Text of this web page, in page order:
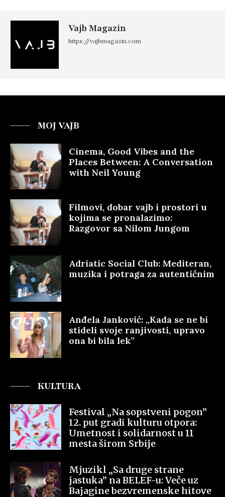
Vajb Magazin
https://vajbmagazin.com
MOJ VAJB
Cinema, Good Vibes and the
Places Between: A Conversation
with Neil Young
Filmovi, dobar vajb i prostori u
kojima se pronalazimo:
Razgovor sa Nilom Jungom
Adriatic Social Club: Mediteran,
muzika i potraga za autentičnim
Anđela Janković: „Kada se ne bi
stideli svoje ranjivosti, upravo
ona bi bila lek”
KULTURA
Festival „Na sopstveni pogon”
12. put gradi kulturu otpora:
Umetnost i solidarnost u 11
mesta širom Srbije
Mjuzikl „Sa druge strane
jastuka” na BELEF-u: Veče uz
Bajagine bezvremenske hitove